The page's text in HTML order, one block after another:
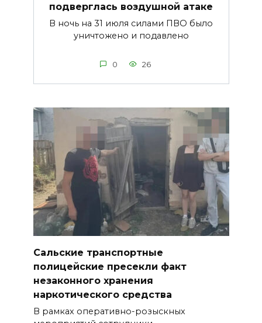
подверглась воздушной атаке
В ночь на 31 июля силами ПВО было
уничтожено и подавлено
0 26
Сальские транспортные
полицейские пресекли факт
незаконного хранения
наркотического средства
В рамках оперативно-розыскных